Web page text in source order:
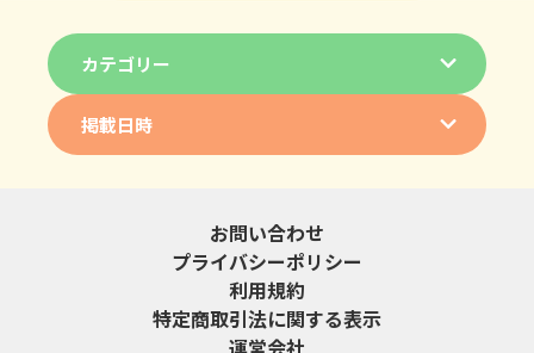
カテゴリー
掲載日時
お問い合わせ
プライバシーポリシー
利用規約
特定商取引法に関する表示
運営会社